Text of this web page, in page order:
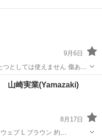
9月6日
としては使えません 傷あり
搬出は手伝います。
ブル
山崎実業(Yamazaki)
8月17日
ェブ L ブラウン 約